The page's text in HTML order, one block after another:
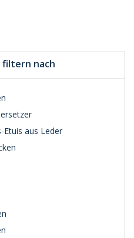
filtern nach
Etuis aus Leder